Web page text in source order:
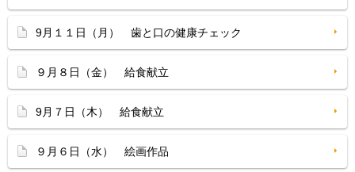
9月１１日（月） 歯と口の健康チェック
９月８日（金） 給食献立
9月７日（木） 給食献立
９月６日（水） 絵画作品